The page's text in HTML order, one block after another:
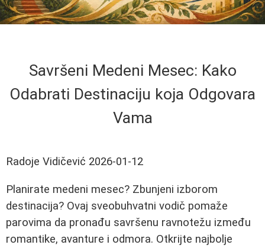
Savršeni Medeni Mesec: Kako
Odabrati Destinaciju koja Odgovara
Vama
Radoje Vidičević 2026-01-12
Planirate medeni mesec? Zbunjeni izborom
destinacija? Ovaj sveobuhvatni vodič pomaže
parovima da pronađu savršenu ravnotežu između
romantike, avanture i odmora. Otkrijte najbolje